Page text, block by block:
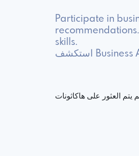
Participate in
skills.
يتم العثور على هاكاثونات